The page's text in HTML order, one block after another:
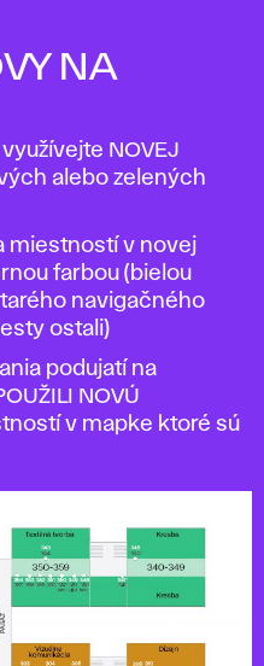
NA
NOVEJ
alebo zelených
miestností v novej
farbou (bielou
navigačného
ostali)
podujatí na
NOVÚ
v mapke ktoré sú